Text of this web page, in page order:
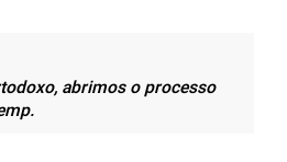
abrimos o processo